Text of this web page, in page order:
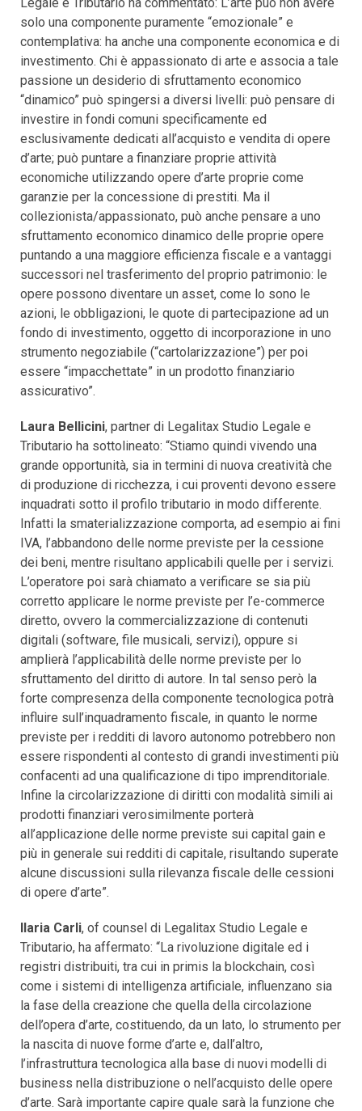
solo una componente puramente “emozionale” e
contemplativa: ha anche una componente economica e di
investimento. Chi è appassionato di arte e associa a tale
passione un desiderio di sfruttamento economico
“dinamico” può spingersi a diversi livelli: può pensare di
investire in fondi comuni specificamente ed
esclusivamente dedicati all’acquisto e vendita di opere
d’arte; può puntare a finanziare proprie attività
economiche utilizzando opere d’arte proprie come
garanzie per la concessione di prestiti. Ma il
collezionista/appassionato, può anche pensare a uno
sfruttamento economico dinamico delle proprie opere
puntando a una maggiore efficienza fiscale e a vantaggi
successori nel trasferimento del proprio patrimonio: le
opere possono diventare un asset, come lo sono le
azioni, le obbligazioni, le quote di partecipazione ad un
fondo di investimento, oggetto di incorporazione in uno
strumento negoziabile (“cartolarizzazione”) per poi
essere “impacchettate” in un prodotto finanziario
assicurativo”.
Laura Bellicini, partner di Legalitax Studio Legale e
Tributario ha sottolineato: “Stiamo quindi vivendo una
grande opportunità, sia in termini di nuova creatività che
di produzione di ricchezza, i cui proventi devono essere
inquadrati sotto il profilo tributario in modo differente.
Infatti la smaterializzazione comporta, ad esempio ai fini
IVA, l’abbandono delle norme previste per la cessione
dei beni, mentre risultano applicabili quelle per i servizi.
L’operatore poi sarà chiamato a verificare se sia più
corretto applicare le norme previste per l’e-commerce
diretto, ovvero la commercializzazione di contenuti
digitali (software, file musicali, servizi), oppure si
amplierà l’applicabilità delle norme previste per lo
sfruttamento del diritto di autore. In tal senso però la
forte compresenza della componente tecnologica potrà
influire sull’inquadramento fiscale, in quanto le norme
previste per i redditi di lavoro autonomo potrebbero non
essere rispondenti al contesto di grandi investimenti più
confacenti ad una qualificazione di tipo imprenditoriale.
Infine la circolarizzazione di diritti con modalità simili ai
prodotti finanziari verosimilmente porterà
all’applicazione delle norme previste sui capital gain e
più in generale sui redditi di capitale, risultando superate
alcune discussioni sulla rilevanza fiscale delle cessioni
di opere d’arte”.
Ilaria Carli, of counsel di Legalitax Studio Legale e
Tributario, ha affermato: “La rivoluzione digitale ed i
registri distribuiti, tra cui in primis la blockchain, così
come i sistemi di intelligenza artificiale, influenzano sia
la fase della creazione che quella della circolazione
dell’opera d’arte, costituendo, da un lato, lo strumento per
la nascita di nuove forme d’arte e, dall’altro,
l’infrastruttura tecnologica alla base di nuovi modelli di
business nella distribuzione o nell’acquisto delle opere
d’arte. Sarà importante capire quale sarà la funzione che